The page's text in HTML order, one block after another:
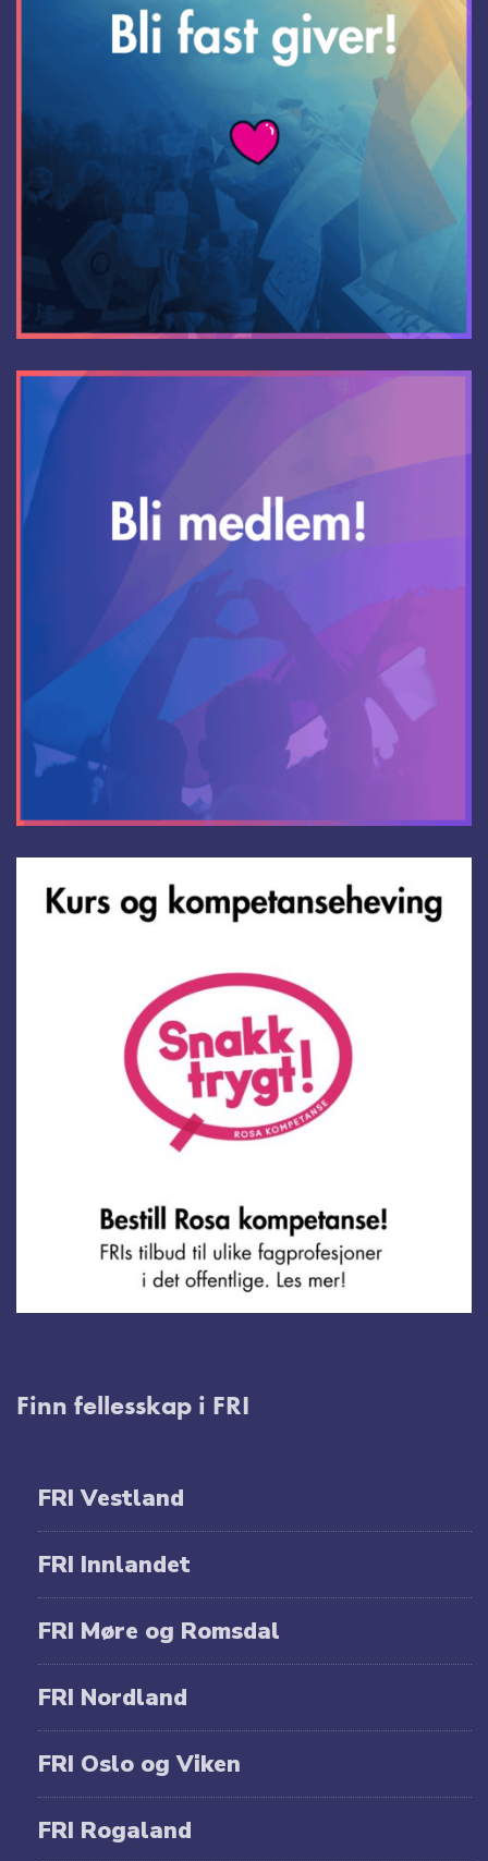
Finn fellesskap i FRI
FRI Vestland
FRI Innlandet
FRI Møre og Romsdal
FRI Nordland
FRI Oslo og Viken
FRI Rogaland